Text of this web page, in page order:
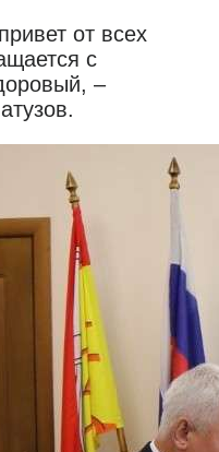
от всех
с
–